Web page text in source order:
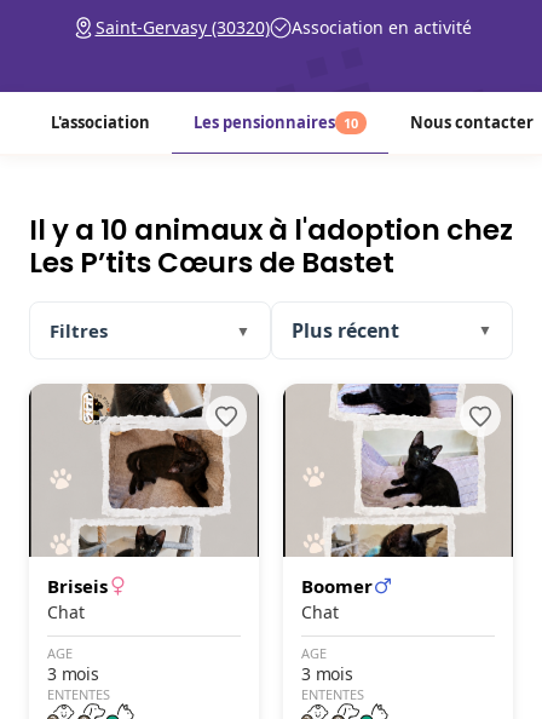
Saint-Gervasy (30320) Association en activité
L'association Les pensionnaires 10 Nous contacter
Il y a 10 animaux à l'adoption chez
Les P’tits Cœurs de Bastet
Filtres ▼ ▼
Briseis
Chat
AGE
3 mois
ENTENTES
Boomer
Chat
AGE
3 mois
ENTENTES